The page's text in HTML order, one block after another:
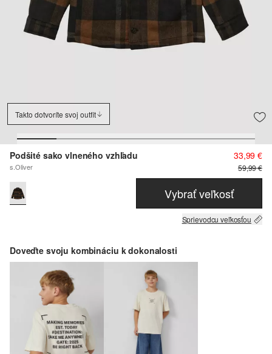
Takto dotvoríte svoj outfit
Podšité sako vlneného vzhľadu
s.Oliver
33,99 €
59,99 €
Vybrať veľkosť
Sprievodcu veľkosťou
Doveďte svoju kombináciu k dokonalosti